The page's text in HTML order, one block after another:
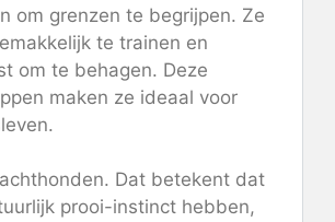
om grenzen te begrijpen. Ze
te trainen en
om te behagen. Deze
maken ze ideaal voor
Dat betekent dat
prooi-instinct hebben,